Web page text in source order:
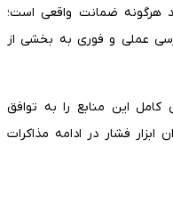
هرگونه ضمانت واقعی است؛
عملی و فوری به بخشی از
کامل این منابع را به توافق
ابزار فشار در ادامه مذاکرات